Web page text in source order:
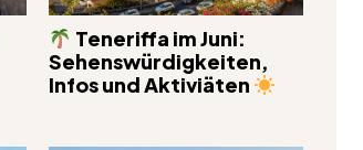
Teneriffa im Juni:
Sehenswürdigkeiten,
Infos und Aktiviäten